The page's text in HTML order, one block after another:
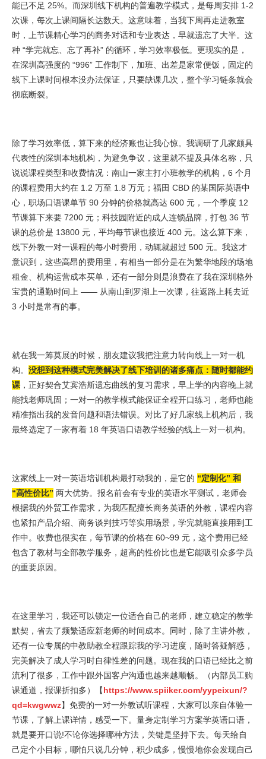
能已不足 25%。而深圳线下机构的普遍教学模式，是每周安排 1-2
次课，每次上课间隔长达数天。这意味着，当我下周再走进教室
时，上节课精心学习的商务对话和专业表达，早就遗忘了大半。这
种 “学完就忘、忘了再补” 的循环，学习效率极低。更现实的是，
在深圳高强度的 “996” 工作制下，加班、出差是家常便饭，固定的
线下上课时间根本没办法保证，只要缺课几次，整个学习链条就会
彻底断裂。
除了学习效率低，算下来的经济账也让我心惊。我调研了几家颇具
代表性的深圳本地机构，为避免争议，这里就不提及具体名称，只
说说课程类型和收费情况：南山一家主打小班教学的机构，6 个月
的课程费用大约在 1.2 万至 1.8 万元；福田 CBD 的某国际英语中
心，职场口语课单节 90 分钟的价格就高达 600 元，一个季度 12
节课算下来要 7200 元；科技园附近的成人连锁品牌，打包 36 节
课的总价是 13800 元，平均每节课也接近 400 元。这么算下来，
线下外教一对一课程的每小时费用，动辄就超过 500 元。我这才
意识到，这些高昂的费用里，有相当一部分是在为繁华地段的场地
租金、机构运营成本买单，还有一部分则是浪费在了我在深圳格外
宝贵的通勤时间上 —— 从南山到罗湖上一次课，往返路上耗去近
3 小时是常有的事。
就在我一筹莫展的时候，朋友建议我把注意力转向线上一对一机
构。 没想到这种模式完美解决了线下培训的诸多痛点：随时都能约
课 ，正好契合艾宾浩斯遗忘曲线的复习需求，早上学的内容晚上就
能找老师巩固；一对一的教学模式能保证全程开口练习，老师也能
精准指出我的发音问题和语法错误。对比了好几家线上机构后，我
最终选定了一家有着 18 年英语口语教学经验的线上一对一机构。
这家线上一对一英语培训机构最打动我的，是它的 “定制化” 和
“高性价比” 两大优势。报名前会有专业的英语水平测试，老师会
根据我的外贸工作需求，为我匹配擅长商务英语的外教，课程内容
也紧扣产品介绍、商务谈判技巧等实用场景，学完就能直接用到工
作中。收费也很实在，每节课的价格在 60~99 元，这个费用已经
包含了教材与全部教学服务，超高的性价比也是它能吸引众多学员
的重要原因。
在这里学习，我还可以锁定一位适合自己的老师，建立稳定的教学
默契，省去了频繁适应新老师的时间成本。同时，除了主讲外教，
还有一位专属的中教助教全程跟踪我的学习进度，随时答疑解惑，
完美解决了成人学习时自律性差的问题。现在我的口语已经比之前
流利了很多，工作中跟外国客户沟通也越来越顺畅。（内部员工购
课通道，报课折扣多）【https://www.spiiker.com/yypeixun/?
qd=kwgwwz】免费的一对一外教试听课程，大家可以亲自体验一
节课，了解上课详情，感受一下。量身定制学习方案学英语口语，
就是要开口说!不论你选择哪种方法，关键是坚持下去。每天给自
己定个小目标，哪怕只说几分钟，积少成多，慢慢地你会发现自己